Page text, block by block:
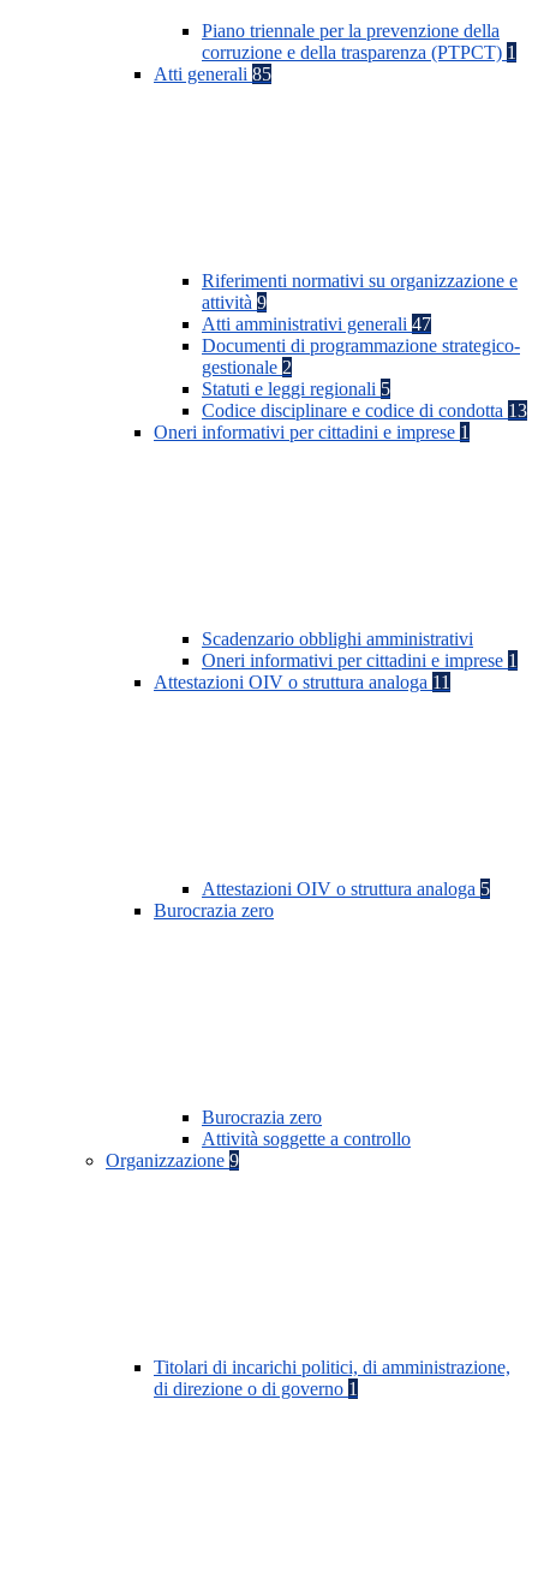
Piano triennale per la prevenzione della
corruzione e della trasparenza (PTPCT) 1
Atti generali 85
Riferimenti normativi su organizzazione e
attività 9
Atti amministrativi generali 47
Documenti di programmazione strategico-
gestionale 2
Statuti e leggi regionali 5
Codice disciplinare e codice di condotta 13
Oneri informativi per cittadini e imprese 1
Scadenzario obblighi amministrativi
Oneri informativi per cittadini e imprese 1
Attestazioni OIV o struttura analoga 11
Attestazioni OIV o struttura analoga 5
Burocrazia zero
Burocrazia zero
Attività soggette a controllo
Organizzazione 9
Titolari di incarichi politici, di amministrazione,
di direzione o di governo 1